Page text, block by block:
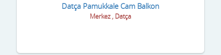
Datça Pamukkale Cam Balkon
Merkez , Datça